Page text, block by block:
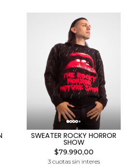
SWEATER ROCKY HORROR
SHOW
$79.990,00
3 cuotas sin interes